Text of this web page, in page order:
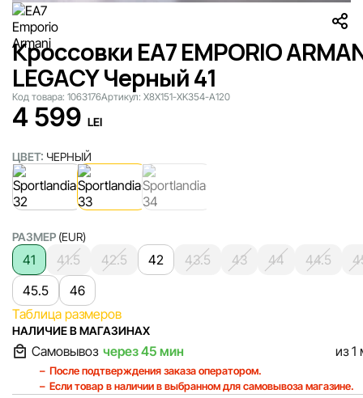
Кроссовки EA7 EMPORIO
LEGACY Черный 41
Код товара: 1063176Артикул: X8X151-XK354-A120
4 599 LEI
ЦВЕТ: ЧЕРНЫЙ
РАЗМЕР (EUR)
41 41.5 42.5 42 43.5 43 44 44.5
45.5
46
Таблица размеров
НАЛИЧИЕ В МАГАЗИНАХ
Самовывоз через 45 мин из 1
После подтверждения заказа оператором.
Если товар в наличии в выбранном для самовывоза магазине.